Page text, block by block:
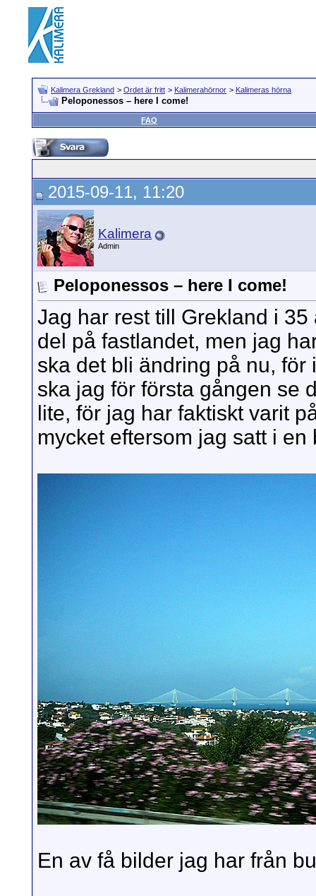
Kalimera Grekland > Ordet är fritt > Kalimerahörnor > Kalimeras hörna
Peloponessos – here I come!
FAQ
2015-09-11, 11:20
Kalimera
Admin
Peloponessos – here I come!
Jag har rest till Grekland i
del på fastlandet, men jag
ska det bli ändring på nu,
ska jag för första gången se
lite, för jag har faktiskt varit
mycket eftersom jag satt i en
En av få bilder jag har från